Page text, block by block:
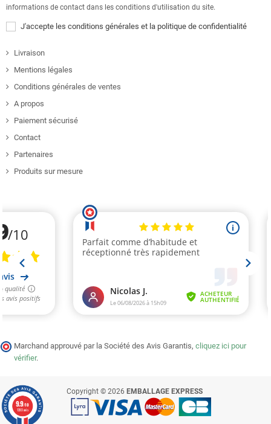
informations de contact dans les conditions d'utilisation du site.
J'accepte les conditions générales et la politique de confidentialité
Livraison
Mentions légales
Conditions générales de ventes
A propos
Paiement sécurisé
Contact
Partenaires
Produits sur mesure
Marchand approuvé par la Société des Avis Garantis, cliquez ici pour
vérifier.
Copyright © 2026 EMBALLAGE EXPRESS
9.9/10
1393 avis